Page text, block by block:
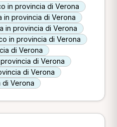
in provincia di Verona
in provincia di Verona
in provincia di Verona
in provincia di Verona
di Verona
di Verona
di Verona
di Verona